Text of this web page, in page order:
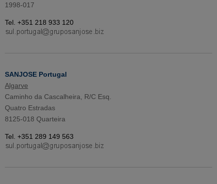
1998-017
Tel. +351 218 933 120
SANJOSE Portugal
Algarve
Caminho da Cascalheira, R/C Esq.
Quatro Estradas
8125-018 Quarteira
Tel. +351 289 149 563